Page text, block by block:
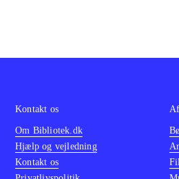
Kontakt os
Om Bibliotek.dk
Hjælp og vejledning
Kontakt os